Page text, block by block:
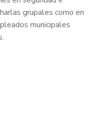
grupales como en
municipales